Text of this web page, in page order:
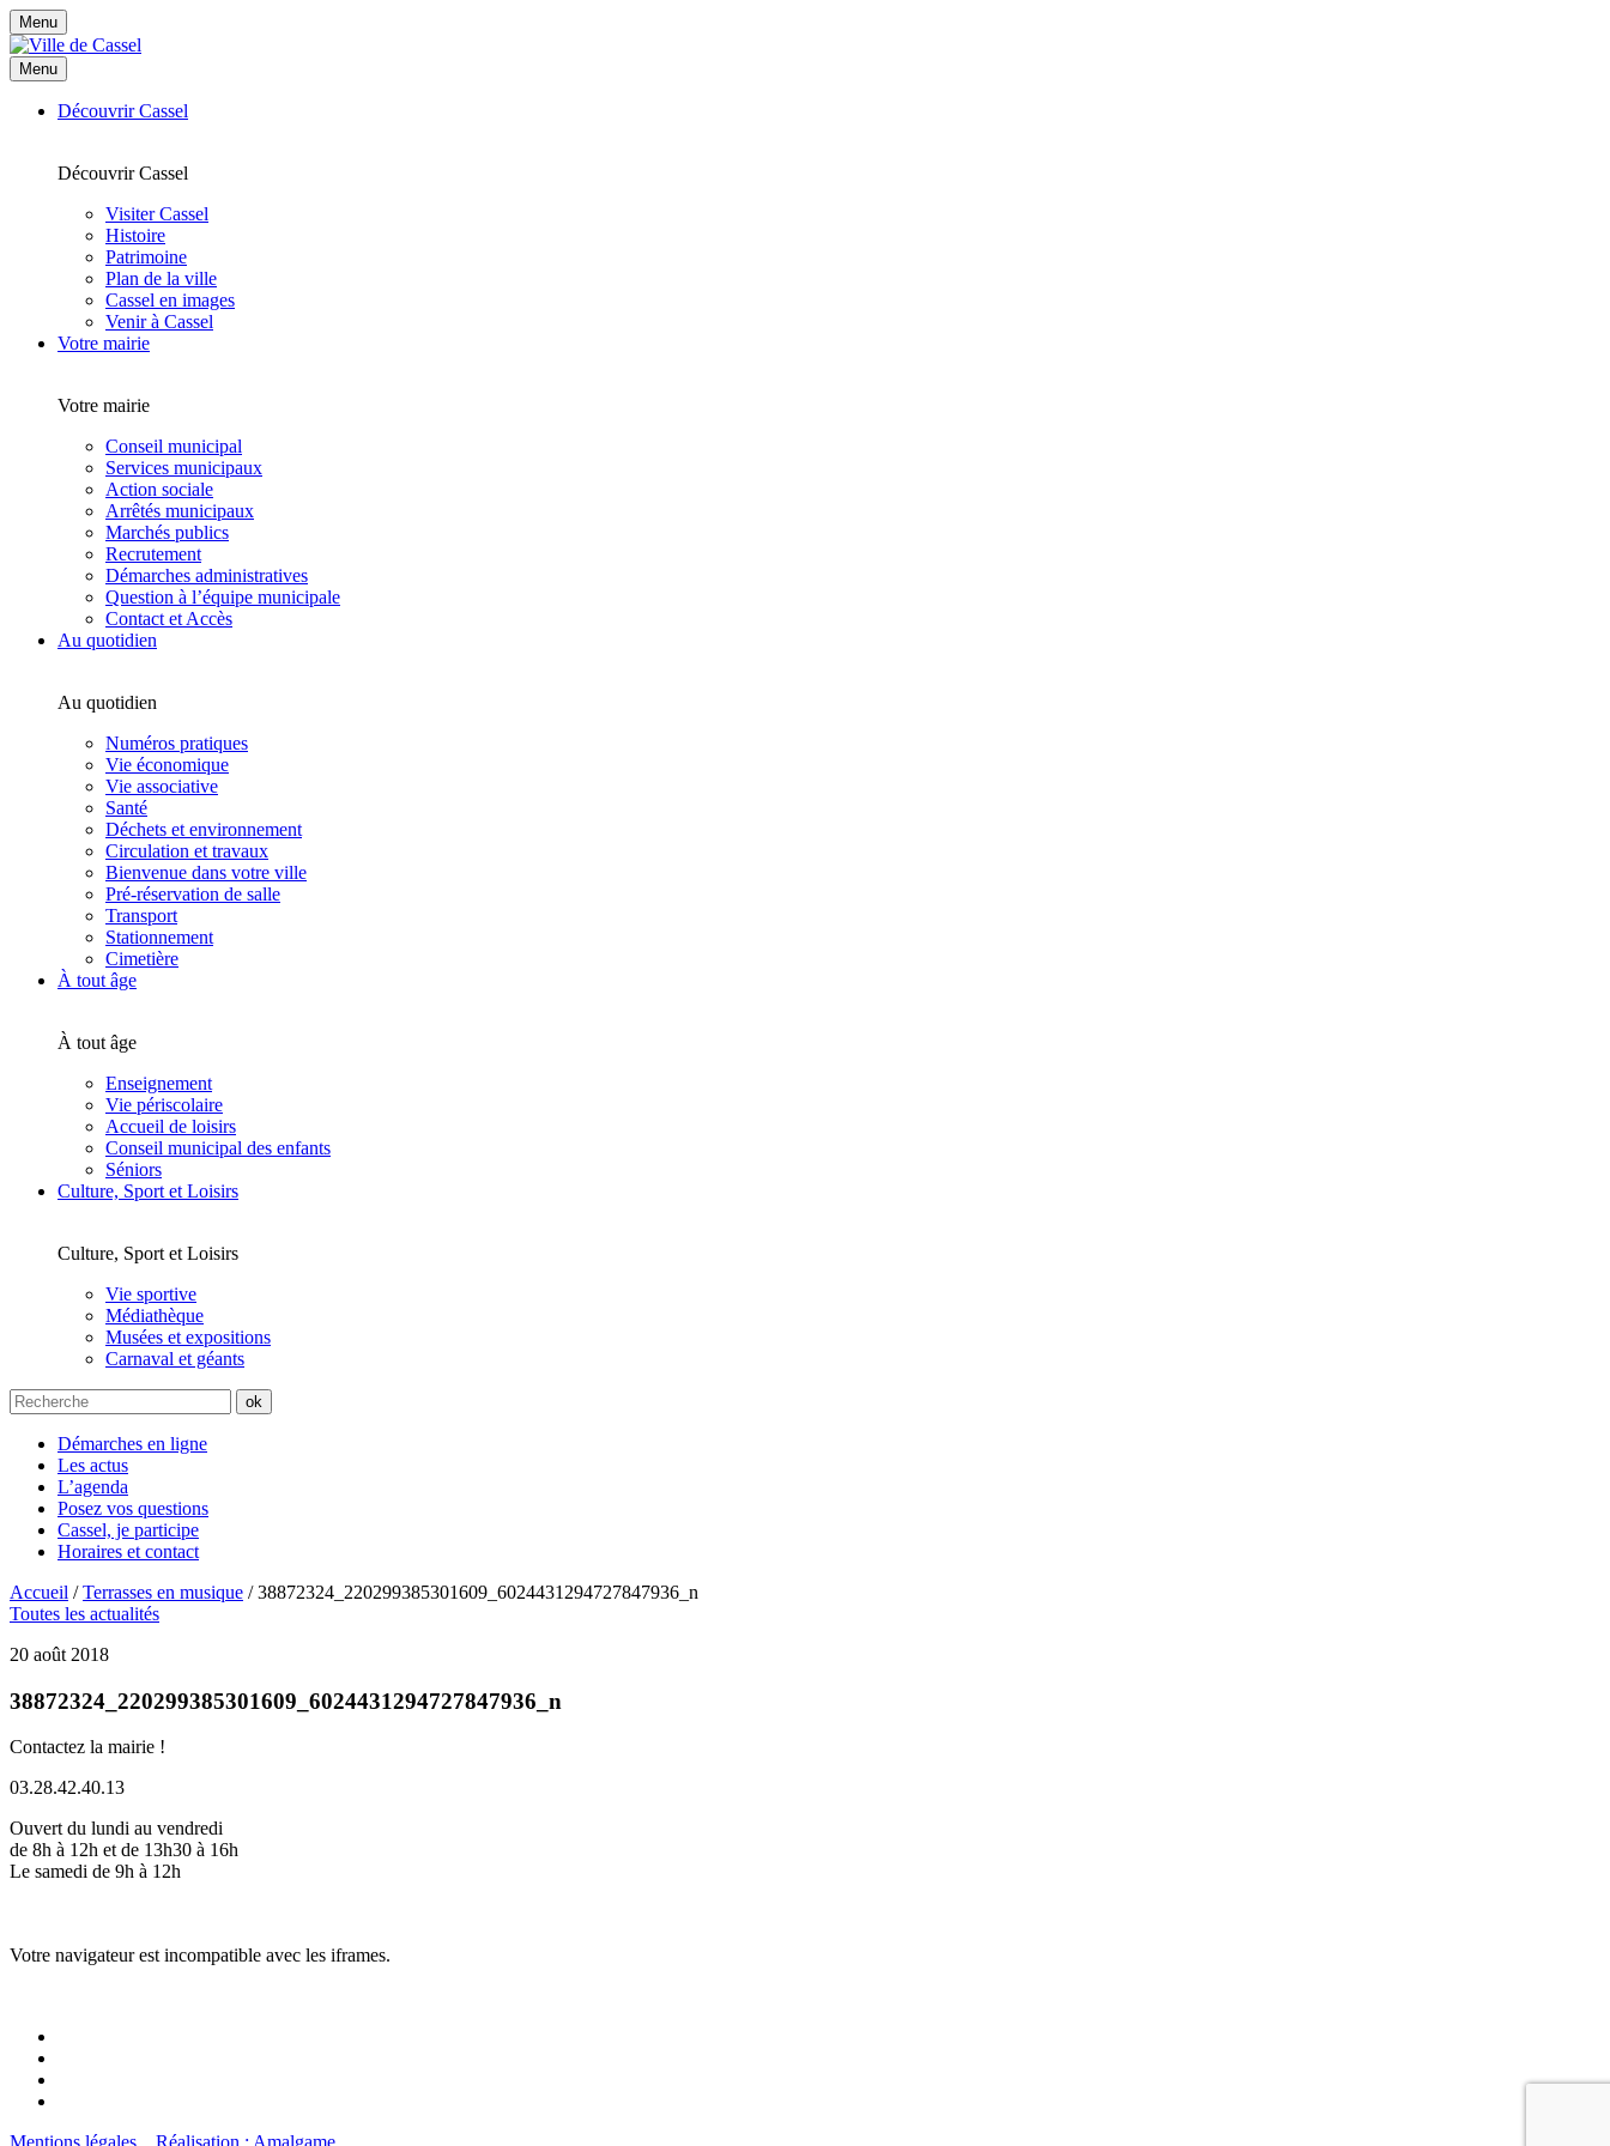
Menu
Menu
Découvrir Cassel
Découvrir Cassel
Visiter Cassel
Histoire
Patrimoine
Plan de la ville
Cassel en images
Venir à Cassel
Votre mairie
Votre mairie
Conseil municipal
Services municipaux
Action sociale
Arrêtés municipaux
Marchés publics
Recrutement
Démarches administratives
Question à l’équipe municipale
Contact et Accès
Au quotidien
Au quotidien
Numéros pratiques
Vie économique
Vie associative
Santé
Déchets et environnement
Circulation et travaux
Bienvenue dans votre ville
Pré-réservation de salle
Transport
Stationnement
Cimetière
À tout âge
À tout âge
Enseignement
Vie périscolaire
Accueil de loisirs
Conseil municipal des enfants
Séniors
Culture, Sport et Loisirs
Culture, Sport et Loisirs
Vie sportive
Médiathèque
Musées et expositions
Carnaval et géants
Démarches en ligne
Les actus
L’agenda
Posez vos questions
Cassel, je participe
Horaires et contact
Accueil /Terrasses en musique /38872324_220299385301609_6024431294727847936_n
Toutes les actualités
20 août 2018
38872324_220299385301609_6024431294727847936_n
Contactez la mairie !
03.28.42.40.13
Ouvert du lundi au vendredi
de 8h à 12h et de 13h30 à 16h
Le samedi de 9h à 12h
Votre navigateur est incompatible avec les iframes.